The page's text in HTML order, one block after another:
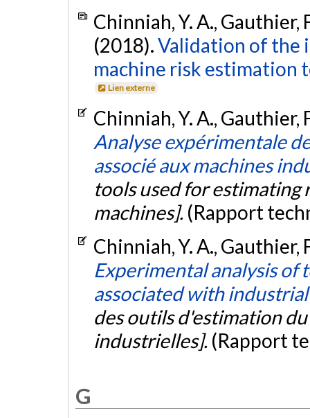
Chinniah, Y. A., Gauthier,
(2018).Validation of the
machine risk estimation
Lien externe
Chinniah, Y. A., Gauthier,
Analyse expérimentale
associé aux machines
tools used for
machines]. (Rapport
Chinniah, Y. A., Gauthier,
Experimental analysis of
associated with
des outils d'estimation
industrielles]. (Rapport
G